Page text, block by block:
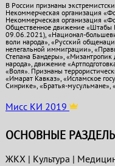
В России признаны
Некоммерческая организация
Некоммерческая организация
Общественное движение «Штабы
09.06.2021), «Национал-
воли народа», «Русский
нелегальной иммиграции»,
Степана Бандеры»,
народа», движение
«Воля». Признаны
«Имарат Кавказ», «Исламское
Синрике», «Братья-мусульмане»,
Мисс КИ 2019
ОСНОВНЫЕ
ЖКХ| Культура |